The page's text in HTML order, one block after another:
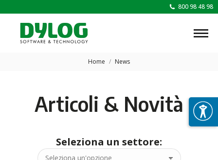
800 98 48 98
Tu sei qui:
Home News
Articoli & Novità
Seleziona un settore: